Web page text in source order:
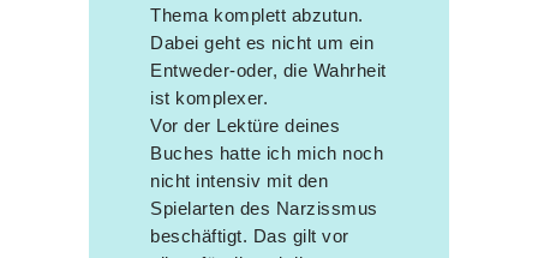
Thema komplett abzutun.
Dabei geht es nicht um ein
Entweder-oder, die Wahrheit
ist komplexer.
Vor der Lektüre deines
Buches hatte ich mich noch
nicht intensiv mit den
Spielarten des Narzissmus
beschäftigt. Das gilt vor